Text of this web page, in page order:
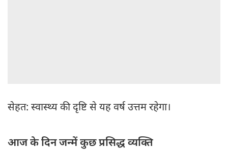
सेहत: स्वास्थ्य की दृष्टि से यह वर्ष उत्तम रहेगा।
आज के दिन जन्में कुछ प्रसिद्ध व्यक्ति